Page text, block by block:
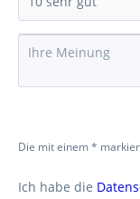
Die mit einem *
Ich habe die